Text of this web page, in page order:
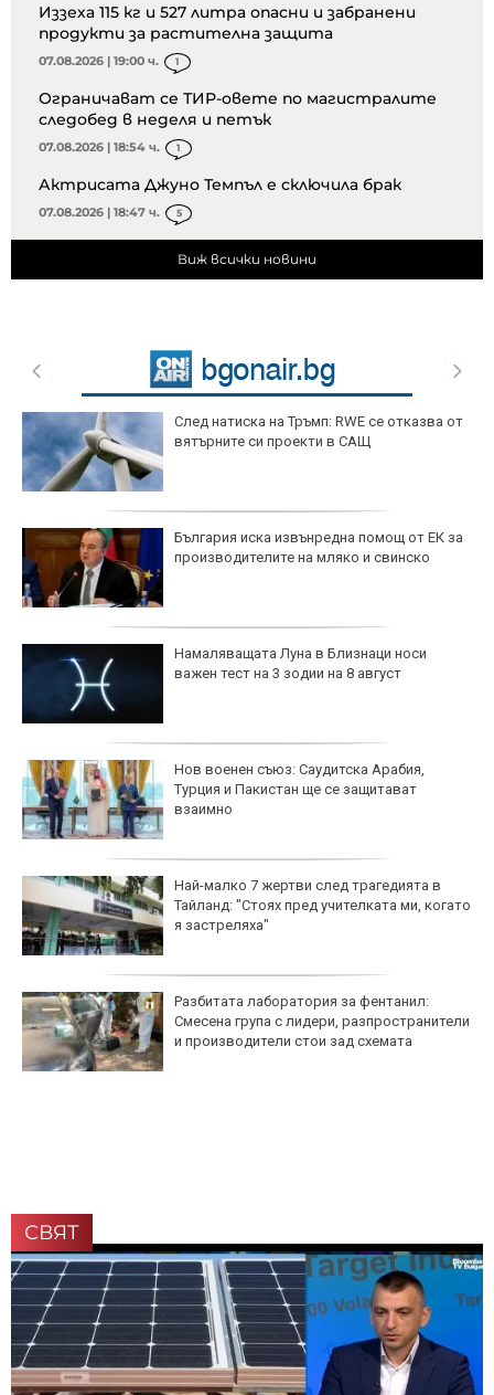
Иззеха 115 кг и 527 литра опасни и забранени
продукти за растителна защита
07.08.2026 | 19:00 ч. 1
Ограничават се ТИР-овете по магистралите
следобед в неделя и петък
07.08.2026 | 18:54 ч. 1
Актрисата Джуно Темпъл е сключила брак
07.08.2026 | 18:47 ч. 5
Виж всички новини
След натиска на Тръмп: RWE се отказва от
вятърните си проекти в САЩ
България иска извънредна помощ от ЕК за
производителите на мляко и свинско
Намаляващата Луна в Близнаци носи
важен тест на 3 зодии на 8 август
Нов военен съюз: Саудитска Арабия,
Турция и Пакистан ще се защитават
взаимно
Най-малко 7 жертви след трагедията в
Тайланд: "Стоях пред учителката ми, когато
я застреляха"
Разбитата лаборатория за фентанил:
Смесена група с лидери, разпространители
и производители стои зад схемата
СВЯТ